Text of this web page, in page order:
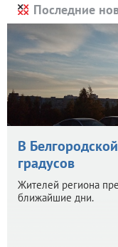
Последние
В
градусов
Жителей региона
ближайшие дни.